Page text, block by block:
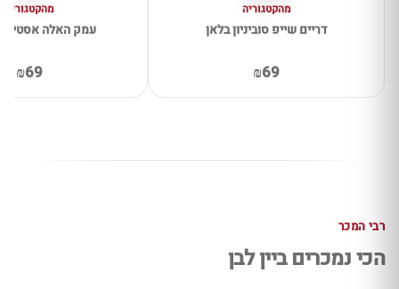
מהקטגוריה
דריים שייפ סוביניון בלאן
₪69
מהקטגוריה
עמק האלה אסטייט
₪69
רבי המכר
הכי נמכרים ביין לבן